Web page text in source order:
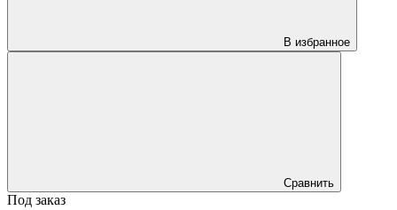
В избранное
Сравнить
Под заказ